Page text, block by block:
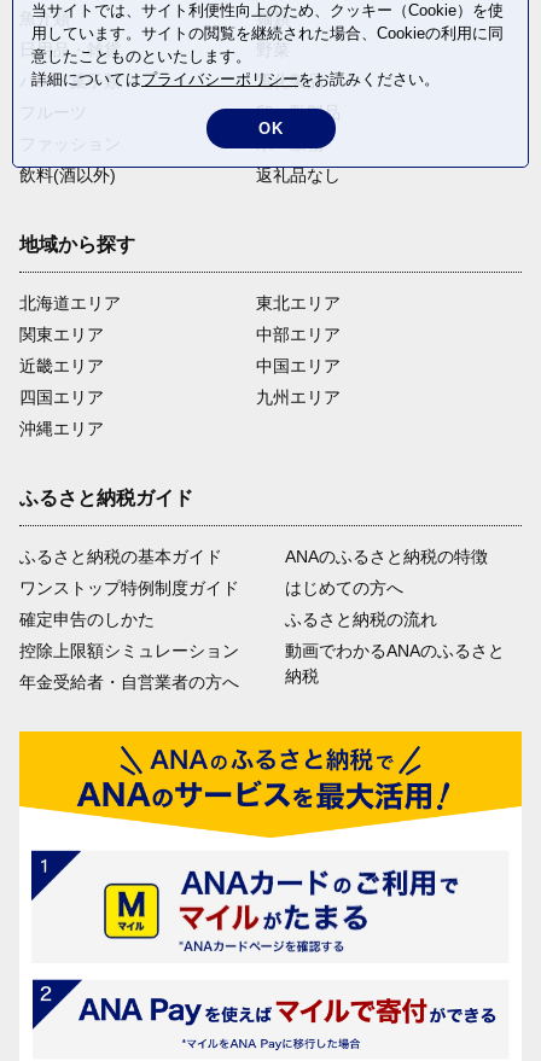
魚介類
麺類
日用品・雑貨
パン・菓子類
電化製品
卵・乳製品
米・穀物
飲料(酒以外)
返礼品なし
地域から探す
北海道エリア
関東エリア
近畿エリア
四国エリア
沖縄エリア
東北エリア
中部エリア
中国エリア
九州エリア
ふるさと納税ガイド
ふるさと納税の基本ガイド
ワンストップ特例制度ガイド
確定申告のしかた
控除上限額シミュレーション
年金受給者・自営業者の方へ
ANAのふるさと納税の特徴
はじめての方へ
ふるさと納税の流れ
動画でわかるANAのふるさと
納税
当サイトでは、サイト利便性向上のため、クッキー（Cookie）を使
用しています。サイトの閲覧を継続された場合、Cookieの利用に同
意したことものといたします。
詳細についてはプライバシーポリシーをお読みください。
OK